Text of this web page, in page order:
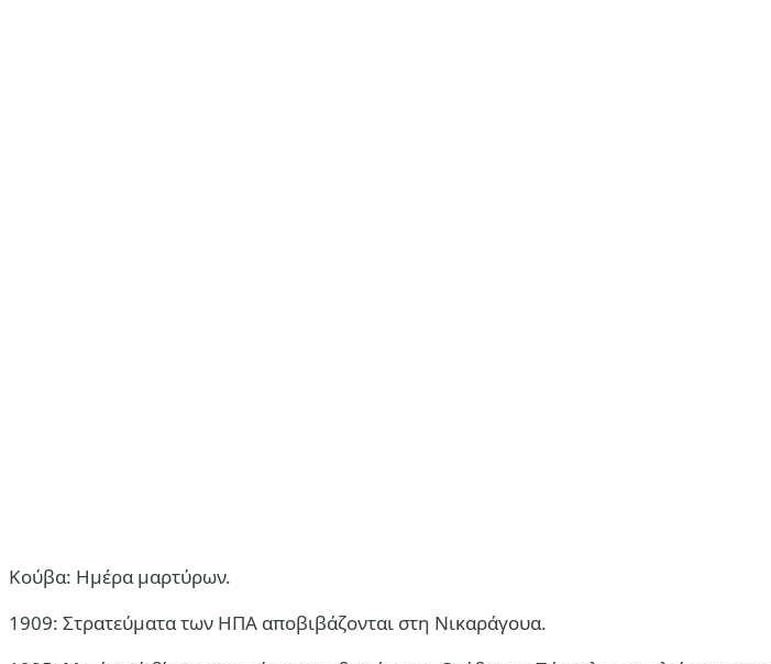
Κούβα: Ημέρα μαρτύρων.
1909: Στρατεύματα των ΗΠΑ αποβιβάζονται στη Νικαράγουα.